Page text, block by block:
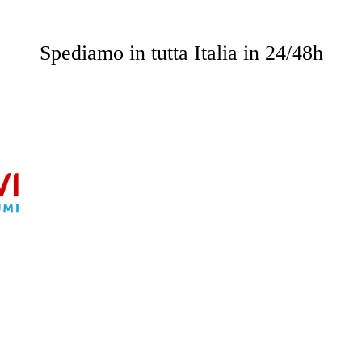
saranno omaggio per importi superiori a 49.90 € e su